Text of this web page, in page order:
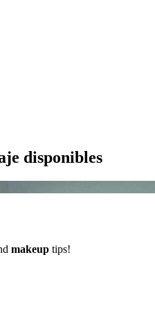
disponibles
makeup tips!